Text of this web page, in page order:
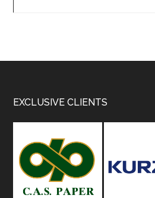
Footer
EXCLUSIVE CLIENTS